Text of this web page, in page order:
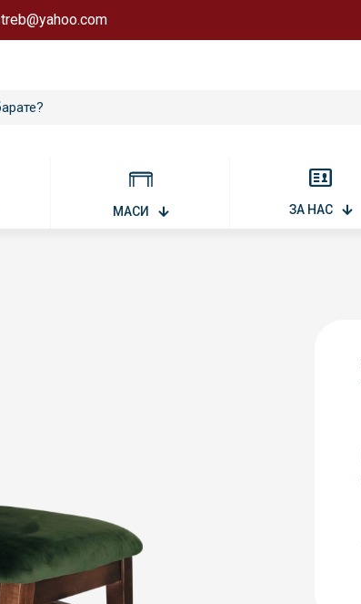
МАСИ ЗА НАС